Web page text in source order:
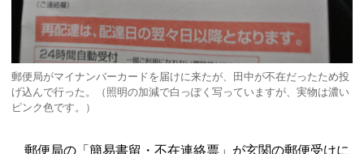
郵便局がマイナンバーカードを届けに来たが、田中が不在だったため投
げ込んで行った。（照明の加減で白っぽく写っていますが、実物は濃い
ピンク色です。）
郵便局の「簡易書留・不在連絡票」が玄関の郵便受けに